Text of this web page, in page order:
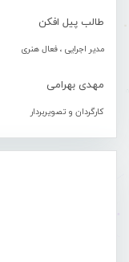
طالب پیل افکن
مدیر اجرایی ، فعال هنری
مهدی بهرامی
کارگردان و تصویربردار